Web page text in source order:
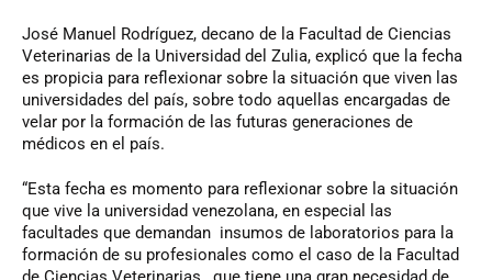
José Manuel Rodríguez, decano de la Facultad de Ciencias
Veterinarias de la Universidad del Zulia, explicó que la fecha
es propicia para reflexionar sobre la situación que viven las
universidades del país, sobre todo aquellas encargadas de
velar por la formación de las futuras generaciones de
médicos en el país.
“Esta fecha es momento para reflexionar sobre la situación
que vive la universidad venezolana, en especial las
facultades que demandan insumos de laboratorios para la
formación de su profesionales como el caso de la Facultad